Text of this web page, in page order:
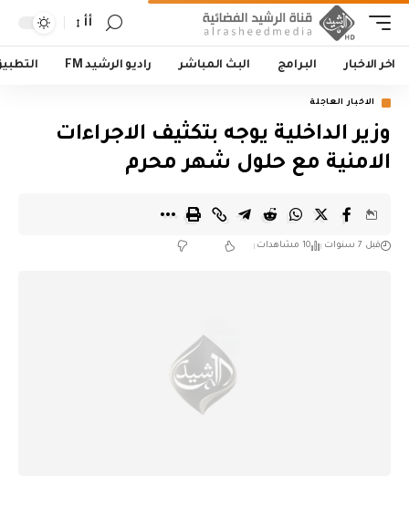
أأ
اخر الاخبار البرامج البث المباشر راديو الرشيد FM
الاخبار العاجلة
وزير الداخلية يوجه بتكثيف الاجراءات
الامنية مع حلول شهر محرم
قبل 7 سنوات 10 مشاهدات